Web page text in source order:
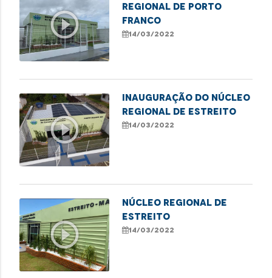
play_circle_outline
Regional de Porto
Franco
14/03/2022
play_circle_outline
Inauguração do Núcleo
Regional de Estreito
14/03/2022
play_circle_outline
NÚCLEO REGIONAL DE
ESTREITO
14/03/2022